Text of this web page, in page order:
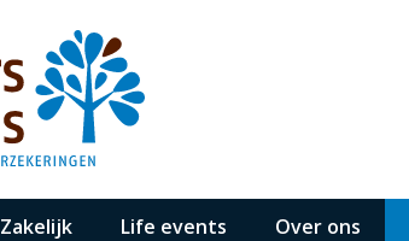
Zakelijk Life events Over ons